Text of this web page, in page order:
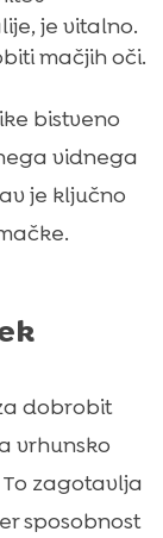
je vitalno.
mačjih oči.
bistveno
vidnega
je ključno
dobrobit
vrhunsko
To zagotavlja
sposobnost